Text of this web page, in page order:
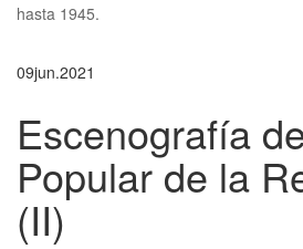
hasta 1945.
09jun.2021
Escenografía
Popular de la
(II)